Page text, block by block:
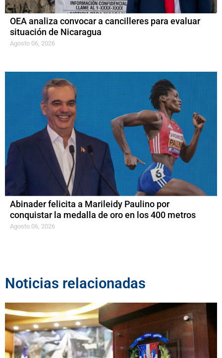
OEA analiza convocar a cancilleres para evaluar
situación de Nicaragua
Agosto 06, 2026
Abinader felicita a Marileidy Paulino por
conquistar la medalla de oro en los 400 metros
Agosto 06, 2026
Noticias relacionadas